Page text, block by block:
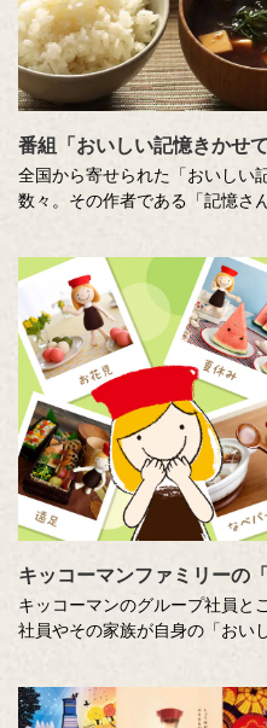
番組「おいしい記憶きかせ
全国から寄せられた「おいしい
数々。その作者である「記憶さ
い、時に涙のドキュメンタリー
MC ：藤井隆 進行：吉竹史 ナ
キッコーマンファミリーの
キッコーマンのグループ社員と
社員やその家族が自身の「おい
くための取り組みのひとつです